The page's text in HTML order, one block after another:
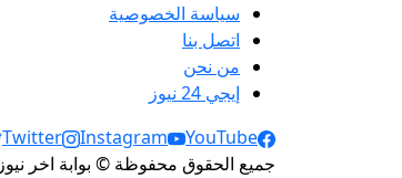
سياسة الخصوصية
اتصل بنا
من نحن
إيجي 24 نيوز
Social Links
Twitter Instagram
YouTube
جميع الحقوق محفوظة © بوابة اخر نيوز 2026